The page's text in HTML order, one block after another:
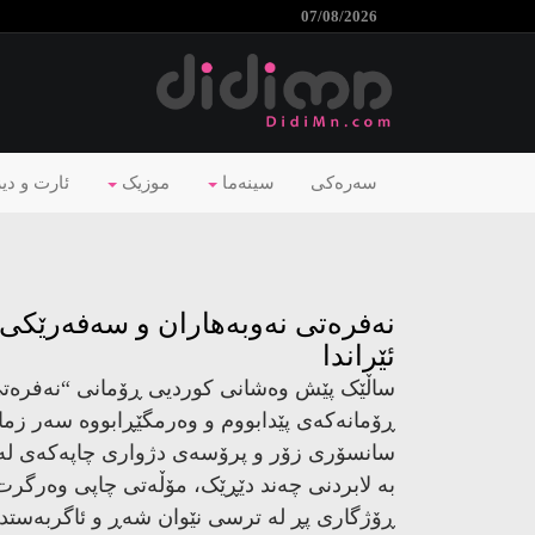
07/08/2026
ئارت و موزیک سینەما سەرەکی